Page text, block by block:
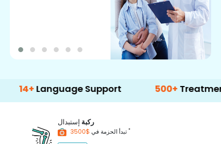
Language Support Treatment
ركبة إستبدال
تبدأ الحزمة في *